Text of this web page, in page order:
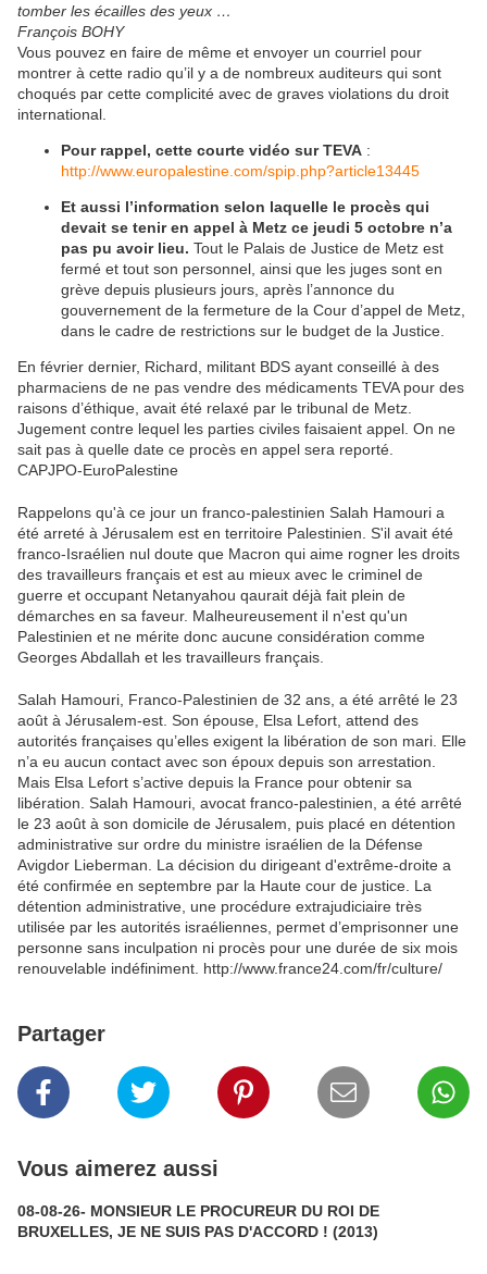
tomber les écailles des yeux …
François BOHY
Vous pouvez en faire de même et envoyer un courriel pour
montrer à cette radio qu’il y a de nombreux auditeurs qui sont
choqués par cette complicité avec de graves violations du droit
international.
Pour rappel, cette courte vidéo sur TEVA :
http://www.europalestine.com/spip.php?article13445
Et aussi l’information selon laquelle le procès qui
devait se tenir en appel à Metz ce jeudi 5 octobre n’a
pas pu avoir lieu. Tout le Palais de Justice de Metz est
fermé et tout son personnel, ainsi que les juges sont en
grève depuis plusieurs jours, après l’annonce du
gouvernement de la fermeture de la Cour d’appel de Metz,
dans le cadre de restrictions sur le budget de la Justice.
En février dernier, Richard, militant BDS ayant conseillé à des
pharmaciens de ne pas vendre des médicaments TEVA pour des
raisons d’éthique, avait été relaxé par le tribunal de Metz.
Jugement contre lequel les parties civiles faisaient appel. On ne
sait pas à quelle date ce procès en appel sera reporté.
CAPJPO-EuroPalestine
Rappelons qu'à ce jour un franco-palestinien Salah Hamouri a
été arreté à Jérusalem est en territoire Palestinien. S'il avait été
franco-Israélien nul doute que Macron qui aime rogner les droits
des travailleurs français et est au mieux avec le criminel de
guerre et occupant Netanyahou qaurait déjà fait plein de
démarches en sa faveur. Malheureusement il n'est qu'un
Palestinien et ne mérite donc aucune considération comme
Georges Abdallah et les travailleurs français.
Salah Hamouri, Franco-Palestinien de 32 ans, a été arrêté le 23
août à Jérusalem-est. Son épouse, Elsa Lefort, attend des
autorités françaises qu’elles exigent la libération de son mari. Elle
n’a eu aucun contact avec son époux depuis son arrestation.
Mais Elsa Lefort s’active depuis la France pour obtenir sa
libération. Salah Hamouri, avocat franco-palestinien, a été arrêté
le 23 août à son domicile de Jérusalem, puis placé en détention
administrative sur ordre du ministre israélien de la Défense
Avigdor Lieberman. La décision du dirigeant d'extrême-droite a
été confirmée en septembre par la Haute cour de justice. La
détention administrative, une procédure extrajudiciaire très
utilisée par les autorités israéliennes, permet d’emprisonner une
personne sans inculpation ni procès pour une durée de six mois
renouvelable indéfiniment. http://www.france24.com/fr/culture/
Partager
Vous aimerez aussi
08-08-26- MONSIEUR LE PROCUREUR DU ROI DE
BRUXELLES, JE NE SUIS PAS D'ACCORD ! (2013)